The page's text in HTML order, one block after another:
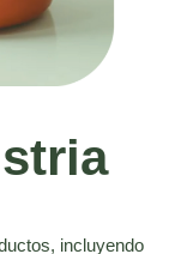
incluyendo